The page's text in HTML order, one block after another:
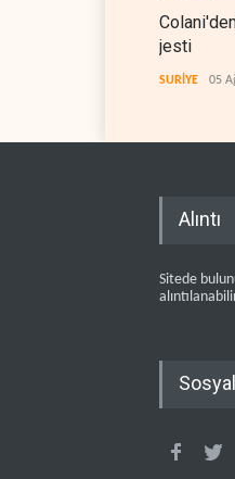
jesti
SURİYE 05
Alıntı
Sitede